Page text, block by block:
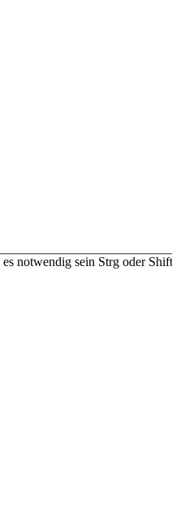
notwendig sein Strg oder